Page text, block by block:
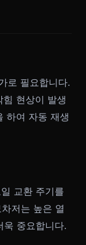
로 필요합니다.
현상이 발생
하여 자동 재생
교환 주기를
저는 높은 열
욱 중요합니다.